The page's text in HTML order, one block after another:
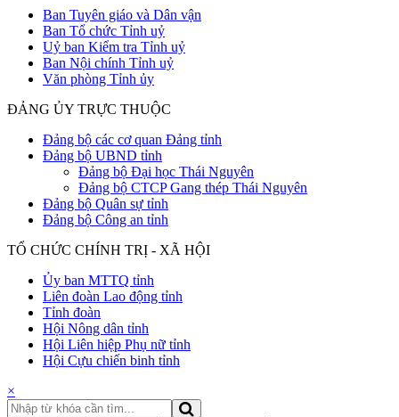
Ban Tuyên giáo và Dân vận
Ban Tổ chức Tỉnh uỷ
Uỷ ban Kiểm tra Tỉnh uỷ
Ban Nội chính Tỉnh uỷ
Văn phòng Tỉnh ủy
ĐẢNG ỦY TRỰC THUỘC
Đảng bộ các cơ quan Đảng tỉnh
Đảng bộ UBND tỉnh
Đảng bộ Đại học Thái Nguyên
Đảng bộ CTCP Gang thép Thái Nguyên
Đảng bộ Quân sự tỉnh
Đảng bộ Công an tỉnh
TỔ CHỨC CHÍNH TRỊ - XÃ HỘI
Ủy ban MTTQ tỉnh
Liên đoàn Lao động tỉnh
Tỉnh đoàn
Hội Nông dân tỉnh
Hội Liên hiệp Phụ nữ tỉnh
Hội Cựu chiến binh tỉnh
×